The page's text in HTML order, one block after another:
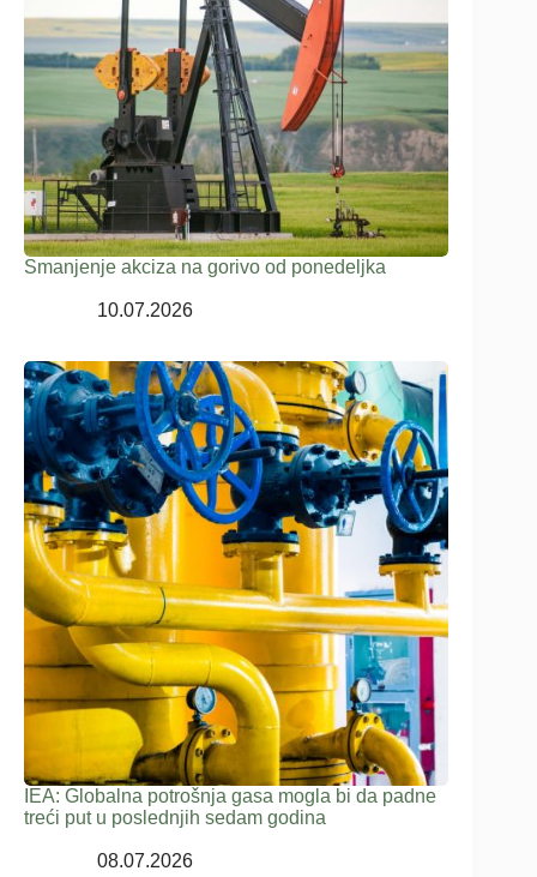
Smanjenje akciza na gorivo od ponedeljka
10.07.2026
IEA: Globalna potrošnja gasa mogla bi da padne
treći put u poslednjih sedam godina
08.07.2026